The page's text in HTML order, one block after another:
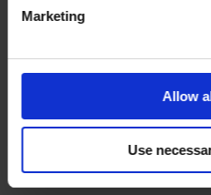
Marketing
Allow
Use